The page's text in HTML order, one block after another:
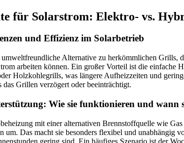
für Solarstrom: Elektro- vs.
und Effizienz im Solarbetrieb
Alternative zu herkömmlichen Grills,
arbeiten können. Ein großer Vorteil ist die
Holzkohlegrills, was längere Aufheizzeiten und
Grillen verzögert oder beeinträchtigt.
Wie sie funktionieren und wann
mit einer alternativen Brennstoffquelle wie
um. Das macht sie besonders flexibel und unabhängig
gering sind. Ein häufiges Szenario ist der